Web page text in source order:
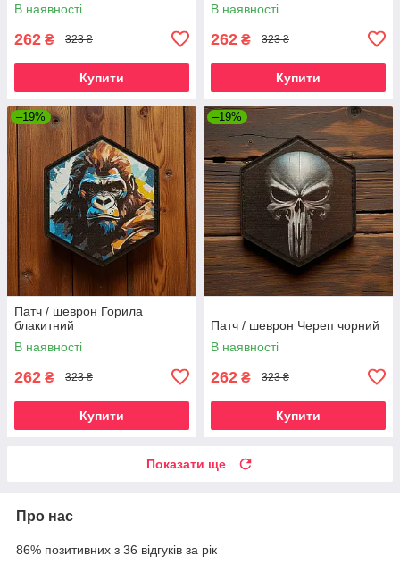
В наявності
262 ₴ 323 ₴
Купити
В наявності
262 ₴ 323 ₴
Купити
–19%
Патч / шеврон Горила
блакитний
В наявності
262 ₴ 323 ₴
Купити
–19%
Патч / шеврон Череп чорний
В наявності
262 ₴ 323 ₴
Купити
Показати ще
Про нас
86% позитивних з 36 відгуків за рік